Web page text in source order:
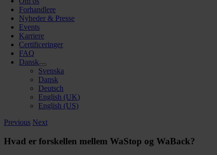
Forhandlere
Nyheder & Presse
Events
Karriere
Certificeringer
FAQ
Dansk
Svenska
Dansk
Deutsch
English (UK)
English (US)
Previous Next
Hvad er forskellen mellem WaStop og WaBack?